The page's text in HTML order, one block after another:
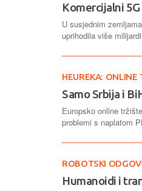
Komercijalni
U susjednim
uprihodila više
HEUREKA: ONLINE
Samo Srbija i
Europsko online
problemi s naplatom
ROBOTSKI
Humanoidi i